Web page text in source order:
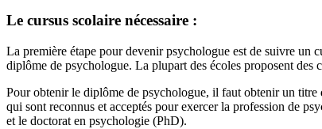
Le cursus scolaire nécessaire :
La première étape pour devenir psychologue est de suivre un
diplôme de psychologue. La plupart des écoles proposent
Pour obtenir le diplôme de psychologue, il faut obtenir un
qui sont reconnus et acceptés pour exercer la profession de
et le doctorat en psychologie (PhD).